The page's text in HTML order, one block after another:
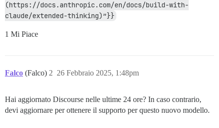
(https://docs.anthropic.com/en/docs/build-with-
claude/extended-thinking)”}}
1 Mi Piace
Falco (Falco) 26 Febbraio 2025, 1:48pm
2
Hai aggiornato Discourse nelle ultime 24 ore? In caso contrario,
devi aggiornare per ottenere il supporto per questo nuovo modello.